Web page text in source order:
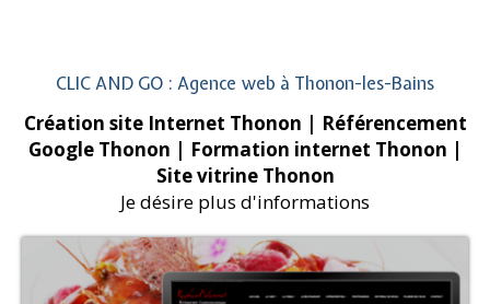
CLIC AND GO : Agence web à Thonon-les-Bains
Création site Internet Thonon | Référencement
Google Thonon | Formation internet Thonon |
Site vitrine Thonon
Je désire plus d'informations